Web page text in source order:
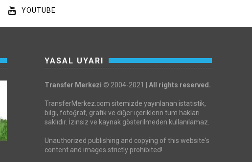
YOUTUBE
YASAL UYARI
Transfer Merkezi © 2004-2021 | All rights reserved.
TransferMerkez.com sitemizde yayınlanan istatistik,
bilgi, fotoğraf, grafik ve diğer içeriklerin tüm hakları
saklıdır. İzinsiz ve kaynak gösterilmeden kullanılamaz.
Unauthorized publishing and copying of this website's
content and images strictly prohibited!